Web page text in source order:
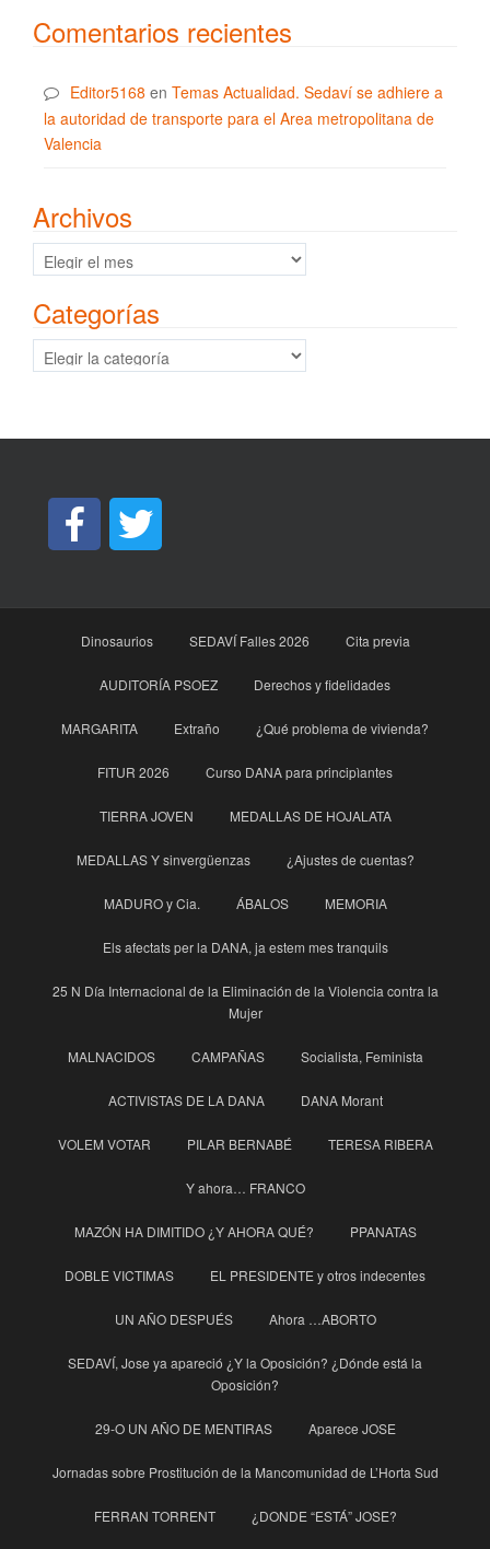
Comentarios recientes
Editor5168 en Temas Actualidad. Sedaví se adhiere a
la autoridad de transporte para el Area metropolitana de
Valencia
Archivos
Archivos
Categorías
Categorías
Dinosaurios SEDAVÍ Falles 2026 Cita previa
AUDITORÍA PSOEZ Derechos y fidelidades
MARGARITA Extraño ¿Qué problema de vivienda?
FITUR 2026 Curso DANA para principìantes
TIERRA JOVEN MEDALLAS DE HOJALATA
MEDALLAS Y sinvergüenzas ¿Ajustes de cuentas?
MADURO y Cia. ÁBALOS MEMORIA
Els afectats per la DANA, ja estem mes tranquils
25 N Día Internacional de la Eliminación de la Violencia contra la
Mujer
MALNACIDOS CAMPAÑAS Socialista, Feminista
ACTIVISTAS DE LA DANA DANA Morant
VOLEM VOTAR PILAR BERNABÉ TERESA RIBERA
Y ahora… FRANCO
MAZÓN HA DIMITIDO ¿Y AHORA QUÉ? PPANATAS
DOBLE VICTIMAS EL PRESIDENTE y otros indecentes
UN AÑO DESPUÉS Ahora …ABORTO
SEDAVÍ, Jose ya apareció ¿Y la Oposición? ¿Dónde está la
Oposición?
29-O UN AÑO DE MENTIRAS Aparece JOSE
Jornadas sobre Prostitución de la Mancomunidad de L’Horta Sud
FERRAN TORRENT ¿DONDE “ESTÁ” JOSE?